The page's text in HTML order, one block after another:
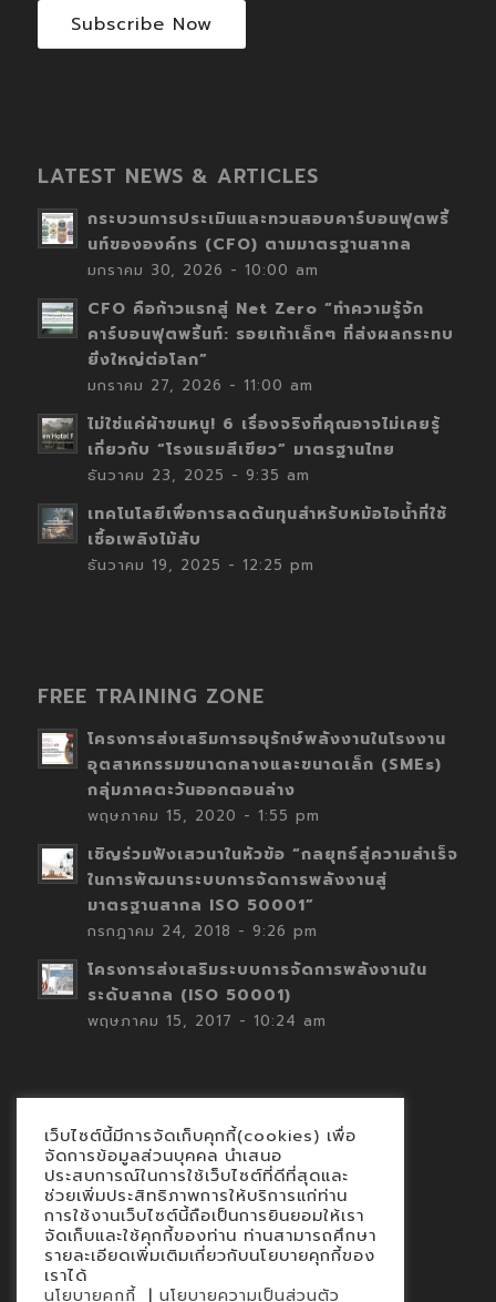
Subscribe Now
LATEST NEWS & ARTICLES
กระบวนการประเมินและทวนสอบคาร์บอนฟุตพริ้
นท์ขององค์กร (CFO) ตามมาตรฐานสากล
มกราคม 30, 2026 - 10:00 am
CFO คือก้าวแรกสู่ Net Zero “ทำความรู้จัก
คาร์บอนฟุตพริ้นท์: รอยเท้าเล็กๆ ที่ส่งผลกระทบ
ยิ่งใหญ่ต่อโลก”
มกราคม 27, 2026 - 11:00 am
ไม่ใช่แค่ผ้าขนหนู! 6 เรื่องจริงที่คุณอาจไม่เคยรู้
เกี่ยวกับ “โรงแรมสีเขียว” มาตรฐานไทย
ธันวาคม 23, 2025 - 9:35 am
เทคโนโลยีเพื่อการลดต้นทุนสำหรับหม้อไอน้ำที่ใช้
เชื้อเพลิงไม้สับ
ธันวาคม 19, 2025 - 12:25 pm
FREE TRAINING ZONE
โครงการส่งเสริมการอนุรักษ์พลังงานในโรงงาน
อุตสาหกรรมขนาดกลางและขนาดเล็ก (SMEs)
กลุ่มภาคตะวันออกตอนล่าง
พฤษภาคม 15, 2020 - 1:55 pm
เชิญร่วมฟังเสวนาในหัวข้อ “กลยุทธ์สู่ความสำเร็จ
ในการพัฒนาระบบการจัดการพลังงานสู่
มาตรฐานสากล ISO 50001”
กรกฎาคม 24, 2018 - 9:26 pm
โครงการส่งเสริมระบบการจัดการพลังงานใน
ระดับสากล (ISO 50001)
พฤษภาคม 15, 2017 - 10:24 am
Contact
นโยบายคุกกี้
นโยบายข้อมูลส่วนบุคคล
เว็บไซต์นี้มีการจัดเก็บคุกกี้(cookies) เพื่อ
จัดการข้อมูลส่วนบุคคล นำเสนอ
ประสบการณ์ในการใช้เว็บไซต์ที่ดีที่สุดและ
ช่วยเพิ่มประสิทธิภาพการให้บริการแก่ท่าน
การใช้งานเว็บไซต์นี้ถือเป็นการยินยอมให้เรา
จัดเก็บและใช้คุกกี้ของท่าน ท่านสามารถศึกษา
รายละเอียดเพิ่มเติมเกี่ยวกับนโยบายคุกกี้ของ
เราได้
นโยบายคุกกี้ | นโยบายความเป็นส่วนตัว